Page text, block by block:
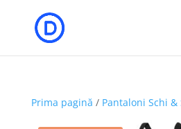
Prima pagină / Pantaloni Schi